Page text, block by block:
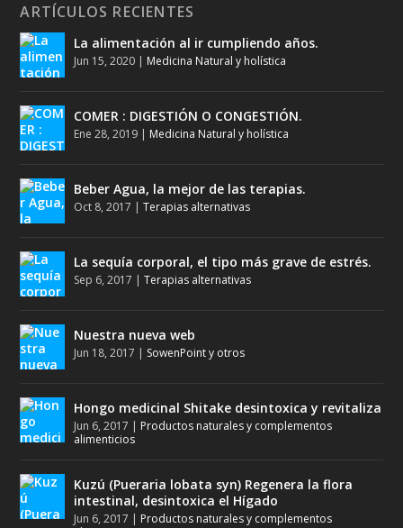
ARTÍCULOS RECIENTES
La alimentación al ir cumpliendo años.
Jun 15, 2020 | Medicina Natural y holística
COMER : DIGESTIÓN O CONGESTIÓN.
Ene 28, 2019 | Medicina Natural y holística
Beber Agua, la mejor de las terapias.
Oct 8, 2017 |Terapias alternativas
La sequía corporal, el tipo más grave de estrés.
Sep 6, 2017 |Terapias alternativas
Nuestra nueva web
Jun 18, 2017 | SowenPoint y otros
Hongo medicinal Shitake desintoxica y revitaliza
Jun 6, 2017 | Productos naturales y complementos
alimenticios
Kuzú (Pueraria lobata syn) Regenera la flora
intestinal, desintoxica el Hígado
Jun 6, 2017 | Productos naturales y complementos